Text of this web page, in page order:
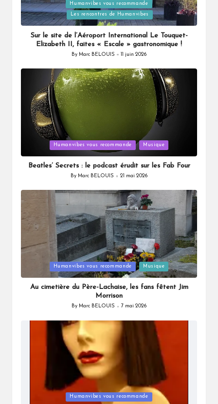
Posted
in
Humanvibes vous recommande
Les rencontres de Humanvibes
Sur le site de l’Aéroport International Le Touquet-
Elizabeth II, faites « Escale » gastronomique !
Posted
By Marc BELOUIS 11 juin 2026
in
Humanvibes vous recommande Musique
Beatles’ Secrets : le podcast érudit sur les Fab Four
Posted
By Marc BELOUIS 21 mai 2026
in
Humanvibes vous recommande Musique
Au cimetière du Père-Lachaise, les fans fêtent Jim
Morrison
Posted
By Marc BELOUIS 7 mai 2026
Humanvibes vous recommande